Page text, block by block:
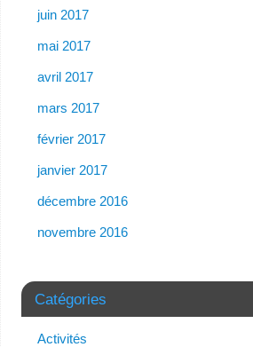
juin 2017
mai 2017
avril 2017
mars 2017
février 2017
janvier 2017
décembre 2016
novembre 2016
Catégories
Activités